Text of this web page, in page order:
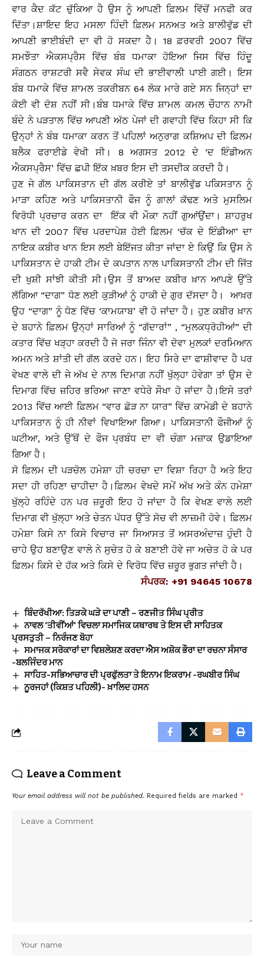
ਵਾਰ ਕੈਦ ਕੱਟ ਚੁੱਕਿਆ ਹੈ ਉਸ ਨੂੰ ਆਪਣੀ ਫ਼ਿਲਮ ਵਿੱਚੋਂ ਮਨਫੀ ਕਰ
ਦਿੱਤਾ।ਸ਼ਾਇਦ ਇਹ ਮਸਲਾ ਹਿੰਦੀ ਫ਼ਿਲਮ ਸਨਅਤ ਅਤੇ ਬਾਲੀਵੁੱਡ ਦੀ
ਆਪਣੀ ਭਾਈਬੰਦੀ ਦਾ ਵੀ ਹੋ ਸਕਦਾ ਹੈ। 18 ਫ਼ਰਵਰੀ 2007 ਵਿੱਚ
ਸਮਝੌਤਾ ਐਕਸਪ੍ਰੈਸ ਵਿੱਚ ਬੰਬ ਧਮਾਕਾ ਹੋਇਆ ਜਿਸ ਵਿੱਚ ਹਿੰਦੂ
ਸੰਗਠਨ ਰਾਸ਼ਟਰੀ ਸਵੈ ਸੇਵਕ ਸੰਘ ਦੀ ਭਾਈਵਾਲੀ ਪਾਈ ਗਈ। ਇਸ
ਬੰਬ ਧਮਾਕੇ ਵਿੱਚ ਸ਼ਾਮਲ ਤਕਰੀਬਨ 64 ਲੋਕ ਮਾਰੇ ਗਏ ਸਨ ਜਿਨ੍ਹਾਂ ਦਾ
ਕੋਈ ਵੀ ਦੋਸ਼ ਨਹੀਂ ਸੀ।ਬੰਬ ਧਮਾਕੇ ਵਿੱਚ ਸ਼ਾਮਲ ਕਮਲ ਚੌਹਾਨ ਨਾਮੀ
ਬੰਦੇ ਨੇ ਪੜਤਾਲ ਵਿੱਚ ਆਪਣੀ ਅੱਠ ਪੇਜਾਂ ਦੀ ਗਵਾਹੀ ਵਿੱਚ ਕਿਹਾ ਸੀ ਕਿ
ਉਨ੍ਹਾਂ ਨੇ ਬੰਬ ਧਮਾਕਾ ਕਰਨ ਤੋਂ ਪਹਿਲਾਂ ਅਨੁਰਾਗ ਕਸ਼ਿਅਪ ਦੀ ਫ਼ਿਲਮ
ਬਲੈਕ ਫਰਾਈਡੇ ਵੇਖੀ ਸੀ। 8 ਅਗਸਤ 2012 ਦੇ ‘ਦ ਇੰਡੀਅਨ
ਐਕਸਪ੍ਰੈਸ’ ਵਿੱਚ ਛਪੀ ਇੱਕ ਖ਼ਬਰ ਇਸ ਦੀ ਤਸਦੀਕ ਕਰਦੀ ਹੈ।
ਹੁਣ ਜੇ ਗੱਲ ਪਾਕਿਸਤਾਨ ਦੀ ਗੱਲ ਕਰੀਏ ਤਾਂ ਬਾਲੀਵੁੱਡ ਪਕਿਸਤਾਨ ਨੂੰ
ਮਾੜਾ ਕਹਿਣ ਅਤੇ ਪਾਕਿਸਤਾਨੀ ਫੌਜ ਨੂੰ ਗਾਲਾਂ ਕੱਢਣ ਅਤੇ ਮੁਸਲਿਮ
ਵਿਰੋਧੀ ਪ੍ਰਚਾਰ ਕਰਨ ਦਾ ਇੱਕ ਵੀ ਮੌਕਾ ਨਹੀਂ ਗੁਆਂਉਂਦਾ। ਸ਼ਾਹਰੁਖ
ਖਾਨ ਦੀ 2007 ਵਿੱਚ ਪਰਦਾਪੇਸ਼ ਹੋਈ ਫ਼ਿਲਮ ‘ਚੱਕ ਦੇ ਇੰਡੀਆ’ ਦਾ
ਨਾਇਕ ਕਬੀਰ ਖਾਨ ਇਸ ਲਈ ਬੇਇੱਜਤ ਕੀਤਾ ਜਾਂਦਾ ਏ ਕਿਉਂ ਕਿ ਉਸ ਨੇ
ਪਾਕਿਸਤਾਨ ਦੇ ਹਾਕੀ ਟੀਮ ਦੇ ਕਪਤਾਨ ਨਾਲ ਪਾਕਿਸਤਾਨੀ ਟੀਮ ਦੀ ਜਿੱਤ
ਦੀ ਖੁਸ਼ੀ ਸਾਂਝੀ ਕੀਤੀ ਸੀ।ਉਸ ਤੋਂ ਬਾਅਦ ਕਬੀਰ ਖ਼ਾਨ ਆਪਣੇ ਉੱਤੇ
ਲੱਗਿਆ “ਦਾਗ” ਧੋਣ ਲਈ ਕੁੜੀਆਂ ਨੂੰ ਹਾਕੀ ਦੇ ਗੁਰ ਦੱਸਦਾ ਹੈ। ਆਖ਼ਰ
ਉਹ “ਦਾਗ” ਨੂੰ ਧੋਣ ਵਿੱਚ ‘ਕਾਮਯਾਬ’ ਵੀ ਹੋ ਜਾਂਦਾ ਹੈ। ਹੁਣ ਕਬੀਰ ਖ਼ਾਨ
ਦੇ ਬਹਾਨੇ ਫ਼ਿਲਮ ਉਨ੍ਹਾਂ ਸਾਰਿਆਂ ਨੂੰ “ਗੱਦਾਰਾਂ” , “ਮੁਲਕਧ੍ਰੋਹੀਆਂ” ਦੀ
ਕਤਾਰ ਵਿੱਚ ਖੜ੍ਹਾ ਕਰਦੀ ਹੈ ਜੋ ਜਰਾ ਜਿੰਨਾ ਵੀ ਦੋਵਾ ਮੁਲਕਾਂ ਦਰਮਿਆਨ
ਅਮਨ ਅਤੇ ਸ਼ਾਂਤੀ ਦੀ ਗੱਲ ਕਰਦੇ ਹਨ। ਇਹ ਸਿਰੇ ਦਾ ਫਾਸ਼ੀਵਾਦ ਹੈ ਪਰ
ਵੇਖਣ ਵਾਲੇ ਦੀ ਜੇ ਅੱਖ ਦੇ ਨਾਲ ਦਿਮਾਗ ਨਹੀਂ ਖੁੱਲ੍ਹਾ ਹੋਵੇਗਾ ਤਾਂ ਉਸ ਦੇ
ਦਿਮਾਗ ਵਿੱਚ ਜ਼ਹਿਰ ਭਰਿਆ ਜਾਣਾ ਵਧੇਰੇ ਸੌਖਾ ਹੋ ਜਾਂਦਾ ਹੈ।ਇਸੇ ਤਰਾਂ
2013 ਵਿੱਚ ਆਈ ਫ਼ਿਲਮ “ਵਾਰ ਛੋੜ ਨਾ ਯਾਰ” ਵਿੱਚ ਕਾਮੇਡੀ ਦੇ ਬਹਾਨੇ
ਪਾਕਿਸਤਾਨ ਨੂੰ ਹੀ ਨੀਵਾਂ ਵਿਖਾਇਆ ਗਿਆ। ਪਾਕਿਸਤਾਨੀ ਫੌਜੀਆਂ ਨੂੰ
ਘਟੀਆ, ਅਤੇ ਉੱਥੋਂ ਦੇ ਫੌਜ ਪ੍ਰਬੰਧ ਦਾ ਵੀ ਚੰਗਾ ਮਜ਼ਾਕ ਉਡਾਇਆ
ਗਿਆ ਹੈ।
ਸੋ ਫ਼ਿਲਮ ਦੀ ਪੜਚੋਲ ਹਮੇਸ਼ਾ ਹੀ ਚਰਚਾ ਦਾ ਵਿਸ਼ਾ ਰਿਹਾ ਹੈ ਅਤੇ ਇਹ
ਸਦਾ ਹੀ ਰਹਿਣਾ ਚਾਹੀਦਾ ਹੈ।ਫ਼ਿਲਮ ਵੇਖਦੇ ਸਮੇਂ ਅੱਖ ਅਤੇ ਕੰਨ ਹਮੇਸ਼ਾ
ਖੁੱਲ੍ਹੇ ਰਹਿੰਦੇ ਹਨ ਪਰ ਜ਼ਰੂਰੀ ਇਹ ਹੋ ਜਾਂਦਾ ਹੈ ਕਿ ਵੇਖਣ ਵਾਲੇ ਲਈ
ਦਿਮਾਗ ਵੀ ਖੁੱਲ੍ਹਾ ਅਤੇ ਚੇਤਨ ਪੱਧਰ ਉੱਤੇ ਸੋਚ ਵੀ ਲਾਜ਼ਮੀ ਹੋਵੇ। ਫ਼ਿਲਮ
ਹਮੇਸ਼ਾ ਕਿਸੇ ਨਾ ਕਿਸੇ ਵਿਚਾਰ ਜਾ ਸਿਆਸਤ ਤੋਂ ਅਸਰਅੰਦਾਜ਼ ਹੁੰਦੀ ਹੈ
ਚਾਹੇ ਉਹ ਬਣਾਉਣ ਵਾਲੇ ਨੇ ਸੁਚੇਤ ਹੋ ਕੇ ਬਣਾਈ ਹੋਵੇ ਜਾ ਅਚੇਤ ਹੋ ਕੇ ਪਰ
ਫ਼ਿਲਮ ਕਿਸੇ ਦੇ ਹੱਕ ਅਤੇ ਕਿਸੇ ਦੇ ਵਿਰੋਧ ਵਿੱਚ ਜ਼ਰੂਰ ਭੁਗਤ ਜਾਂਦੀ ਹੈ।
ਸੰਪਰਕ: +91 94645 10678
ਬਿੰਦਰੱਖੀਆ: ਤਿੜਕੇ ਘੜੇ ਦਾ ਪਾਣੀ – ਰਣਜੀਤ ਸਿੰਘ ਪ੍ਰੀਤ
ਨਾਵਲ ‘ਤੀਵੀਂਆਂ‘ ਵਿਚਲਾ ਸਮਾਜਿਕ ਯਥਾਰਥ ਤੇ ਇਸ ਦੀ ਸਾਹਿਤਕ
ਪ੍ਰਸਤੁਤੀ – ਨਿਰੰਜਣ ਬੋਹਾ
ਸਮਾਜਕ ਸਰੋਕਾਰਾਂ ਦਾ ਵਿਸ਼ਲੇਸ਼ਣ ਕਰਦਾ ਐਸ ਅਸ਼ੋਕ ਭੌਰਾ ਦਾ ਰਚਨਾ ਸੰਸਾਰ
-ਬਲਜਿੰਦਰ ਮਾਨ
ਸਾਹਿਤ-ਸਭਿਆਚਾਰ ਦੀ ਪ੍ਰਫੁੱਲਤਾ ਤੇ ਇਨਾਮ ਇਕਰਾਮ -ਰਘਬੀਰ ਸਿੰਘ
ਨੂਰਜਹਾਂ (ਕਿਸ਼ਤ ਪਹਿਲੀ)- ਖ਼ਾਲਿਦ ਹਸਨ
Leave a Comment
Your email address will not be published. Required fields are marked *